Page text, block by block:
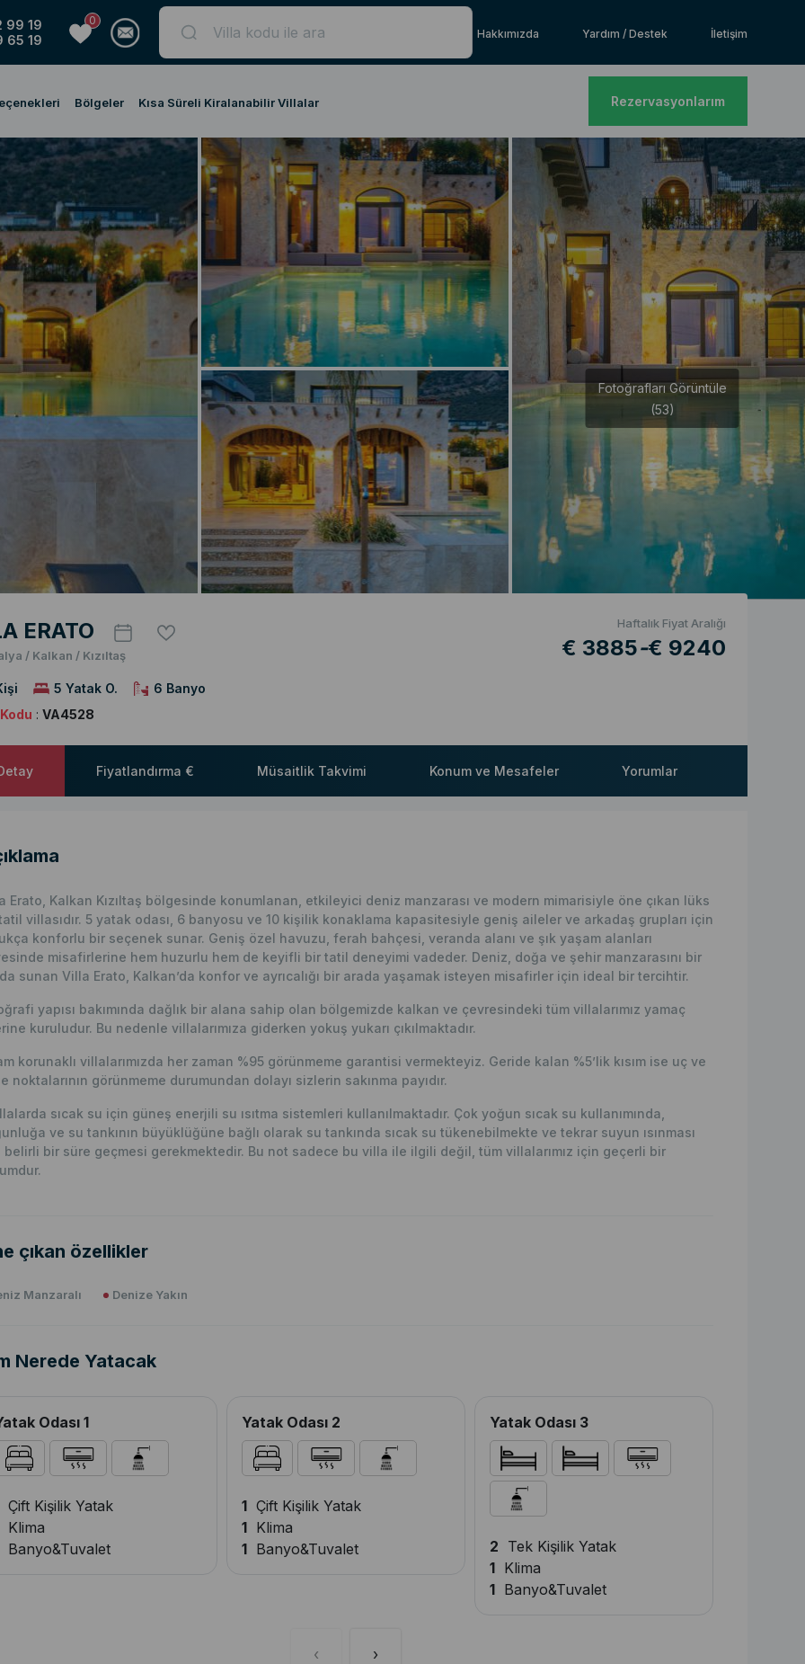
99 19
65 19
0
Hakkımızda
Yardım / Destek İletişim
Bölgeler Kısa Süreli Kiralanabilir Villalar Rezervasyonlarım
Fotoğrafları Görüntüle
(53)
ERATO
/ Kalkan / Kızıltaş
Haftalık Fiyat Aralığı
€ 3885-€ 9240
5 Yatak O.
6 Banyo
: VA4528
Fiyatlandırma € Müsaitlik Takvimi Konum ve Mesafeler Yorumlar
Erato, Kalkan Kızıltaş bölgesinde konumlanan, etkileyici deniz manzarası ve modern mimarisiyle öne çıkan lüks
villasıdır. 5 yatak odası, 6 banyosu ve 10 kişilik konaklama kapasitesiyle geniş aileler ve arkadaş grupları için
konforlu bir seçenek sunar. Geniş özel havuzu, ferah bahçesi, veranda alanı ve şık yaşam alanları
misafirlerine hem huzurlu hem de keyifli bir tatil deneyimi vadeder. Deniz, doğa ve şehir manzarasını bir
sunan Villa Erato, Kalkan’da konfor ve ayrıcalığı bir arada yaşamak isteyen misafirler için ideal bir tercihtir.
yapısı bakımında dağlık bir alana sahip olan bölgemizde kalkan ve çevresindeki tüm villalarımız yamaç
kuruludur. Bu nedenle villalarımıza giderken yokuş yukarı çıkılmaktadır.
korunaklı villalarımızda her zaman %95 görünmeme garantisi vermekteyiz. Geride kalan %5’lik kısım ise uç ve
noktalarının görünmeme durumundan dolayı sizlerin sakınma payıdır.
sıcak su için güneş enerjili su ısıtma sistemleri kullanılmaktadır. Çok yoğun sıcak su kullanımında,
ve su tankının büyüklüğüne bağlı olarak su tankında sıcak su tükenebilmekte ve tekrar suyun ısınması
belirli bir süre geçmesi gerekmektedir. Bu not sadece bu villa ile ilgili değil, tüm villalarımız için geçerli bir
çıkan özellikler
Manzaralı Denize Yakın
Nerede Yatacak
Odası 1
Çift Kişilik Yatak
Klima
Banyo&Tuvalet
Yatak Odası 2
1 Çift Kişilik Yatak
1 Klima
1 Banyo&Tuvalet
Yatak Odası 3
2 Tek Kişilik Yatak
1 Klima
1 Banyo&Tuvalet
‹ ›